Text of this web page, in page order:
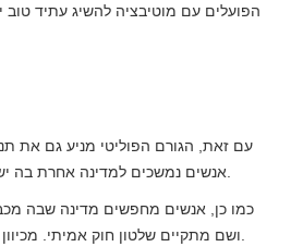
הפועלים עם מוטיבציה להשיג עתיד טוב
עם זאת, הגורם הפוליטי מניע גם את
כמו כן, אנשים מחפשים מדינה שבה